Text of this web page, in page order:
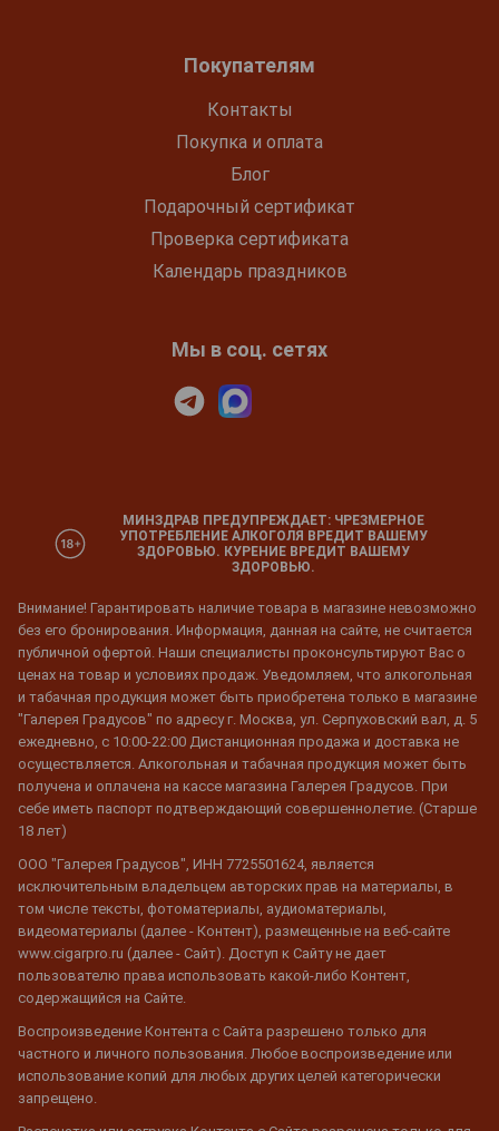
Покупателям
Контакты
Покупка и оплата
Блог
Подарочный сертификат
Проверка сертификата
Календарь праздников
Мы в соц. сетях
МИНЗДРАВ ПРЕДУПРЕЖДАЕТ: ЧРЕЗМЕРНОЕ
УПОТРЕБЛЕНИЕ АЛКОГОЛЯ ВРЕДИТ ВАШЕМУ
ЗДОРОВЬЮ. КУРЕНИЕ ВРЕДИТ ВАШЕМУ
ЗДОРОВЬЮ.
Внимание! Гарантировать наличие товара в магазине невозможно
без его бронирования. Информация, данная на сайте, не считается
публичной офертой. Наши специалисты проконсультируют Вас о
ценах на товар и условиях продаж. Уведомляем, что алкогольная
и табачная продукция может быть приобретена только в магазине
"Галерея Градусов" по адресу г. Москва, ул. Серпуховский вал, д. 5
ежедневно, с 10:00-22:00 Дистанционная продажа и доставка не
осуществляется. Алкогольная и табачная продукция может быть
получена и оплачена на кассе магазина Галерея Градусов. При
себе иметь паспорт подтверждающий совершеннолетие. (Старше
18 лет)
ООО "Галерея Градусов", ИНН 7725501624, является
исключительным владельцем авторских прав на материалы, в
том числе тексты, фотоматериалы, аудиоматериалы,
видеоматериалы (далее - Контент), размещенные на веб-сайте
www.cigarpro.ru (далее - Сайт). Доступ к Сайту не дает
пользователю права использовать какой-либо Контент,
содержащийся на Сайте.
Воспроизведение Контента с Сайта разрешено только для
частного и личного пользования. Любое воспроизведение или
использование копий для любых других целей категорически
запрещено.